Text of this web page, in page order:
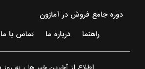
دوره جامع فروش در آمازون
راهنما
درباره ما تماس با ما